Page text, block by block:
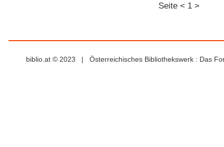
Seite < 1 >
biblio.at © 2023 | Österreichisches Bibliothekswerk : Das